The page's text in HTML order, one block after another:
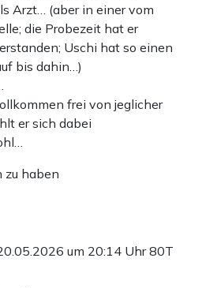
Arzt… (aber in einer vom
die Probezeit hat er
Uschi hat so einen
bis dahin…)
frei von jeglicher
er sich dabei
zu haben
um 20:14 Uhr80T